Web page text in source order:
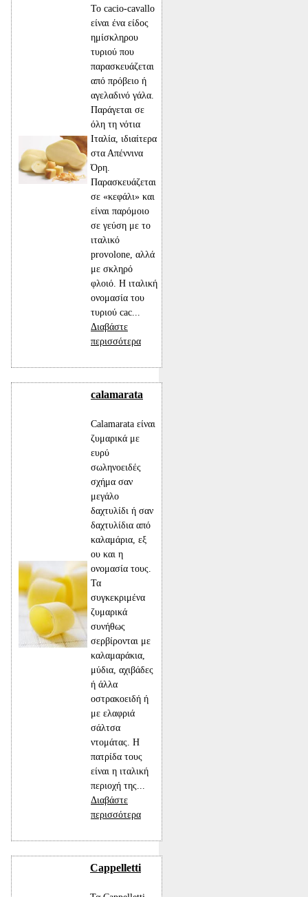
Το cacio-cavallo
είναι ένα είδος
ημίσκληρου
τυριού που
παρασκευάζεται
από πρόβειο ή
αγελαδινό γάλα.
Παράγεται σε
όλη τη νότια
Ιταλία, ιδιαίτερα
στα Απέννινα
Όρη.
Παρασκευάζεται
σε «κεφάλι» και
είναι παρόμοιο
σε γεύση με το
ιταλικό
provolone, αλλά
με σκληρό
φλοιό. Η ιταλική
ονομασία του
τυριού cac...
Διαβάστε
περισσότερα
calamarata
Calamarata είναι
ζυμαρικά με
ευρύ
σωληνοειδές
σχήμα σαν
μεγάλο
δαχτυλίδι ή σαν
δαχτυλίδια από
καλαμάρια, εξ
ου και η
ονομασία τους.
Τα
συγκεκριμένα
ζυμαρικά
συνήθως
σερβίρονται με
καλαμαράκια,
μύδια, αχιβάδες
ή άλλα
οστρακοειδή ή
με ελαφριά
σάλτσα
ντομάτας. Η
πατρίδα τους
είναι η ιταλική
περιοχή της...
Διαβάστε
περισσότερα
Cappelletti